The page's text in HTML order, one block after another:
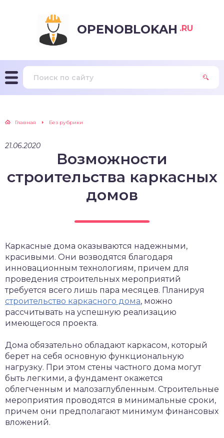
OPENOBLOKAH .RU
Главная Без рубрики
21.06.2020
Возможности
строительства каркасных
домов
Каркасные дома оказываются надежными,
красивыми. Они возводятся благодаря
инновационным технологиям, причем для
проведения строительных мероприятий
требуется всего лишь пара месяцев. Планируя
строительство каркасного дома, можно
рассчитывать на успешную реализацию
имеющегося проекта.
Дома обязательно обладают каркасом, который
берет на себя основную функциональную
нагрузку. При этом стены частного дома могут
быть легкими, а фундамент окажется
облегченным и малозаглубленным. Строительные
мероприятия проводятся в минимальные сроки,
причем они предполагают минимум финансовых
вложений.